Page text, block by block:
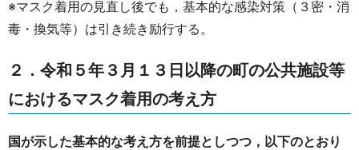
※マスク着用の見直し後でも，基本的な感染対策（３密・消
毒・換気等）は引き続き励行する。
２．令和５年３月１３日以降の町の公共施設等
におけるマスク着用の考え方
国が示した基本的な考え方を前提としつつ，以下のとおり